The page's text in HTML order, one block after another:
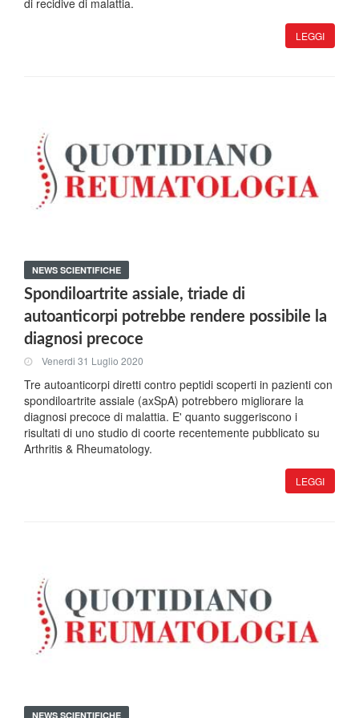
di recidive di malattia.
LEGGI
NEWS SCIENTIFICHE
Spondiloartrite assiale, triade di
autoanticorpi potrebbe rendere possibile la
diagnosi precoce
Venerdi 31 Luglio 2020
Tre autoanticorpi diretti contro peptidi scoperti in pazienti con
spondiloartrite assiale (axSpA) potrebbero migliorare la
diagnosi precoce di malattia. E' quanto suggeriscono i
risultati di uno studio di coorte recentemente pubblicato su
Arthritis & Rheumatology.
LEGGI
NEWS SCIENTIFICHE